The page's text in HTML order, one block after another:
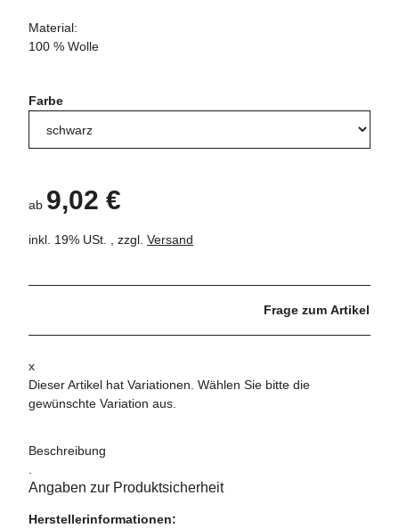
Material:
100 % Wolle
Farbe
ab 9,02 €
inkl. 19% USt. , zzgl. Versand
Frage zum Artikel
x
Dieser Artikel hat Variationen. Wählen Sie bitte die
gewünschte Variation aus.
Beschreibung
Angaben zur Produktsicherheit
Herstellerinformationen: